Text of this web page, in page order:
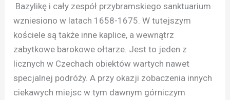
Bazylikę i cały zespół przybramskiego sanktuarium
wzniesiono w latach 1658-1675. W tutejszym
kościele są także inne kaplice, a wewnątrz
zabytkowe barokowe ołtarze. Jest to jeden z
licznych w Czechach obiektów wartych nawet
specjalnej podróży. A przy okazji zobaczenia innych
ciekawych miejsc w tym dawnym górniczym